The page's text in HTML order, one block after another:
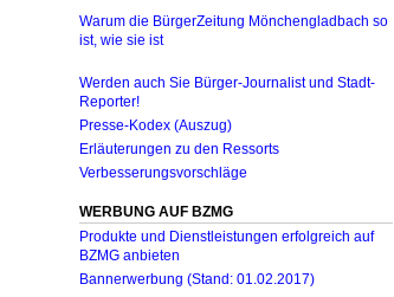
Warum die BürgerZeitung Mönchengladbach so
ist, wie sie ist
Werden auch Sie Bürger-Journalist und Stadt-
Reporter!
Presse-Kodex (Auszug)
Erläuterungen zu den Ressorts
Verbesserungsvorschläge
WERBUNG AUF BZMG
Produkte und Dienstleistungen erfolgreich auf
BZMG anbieten
Bannerwerbung (Stand: 01.02.2017)